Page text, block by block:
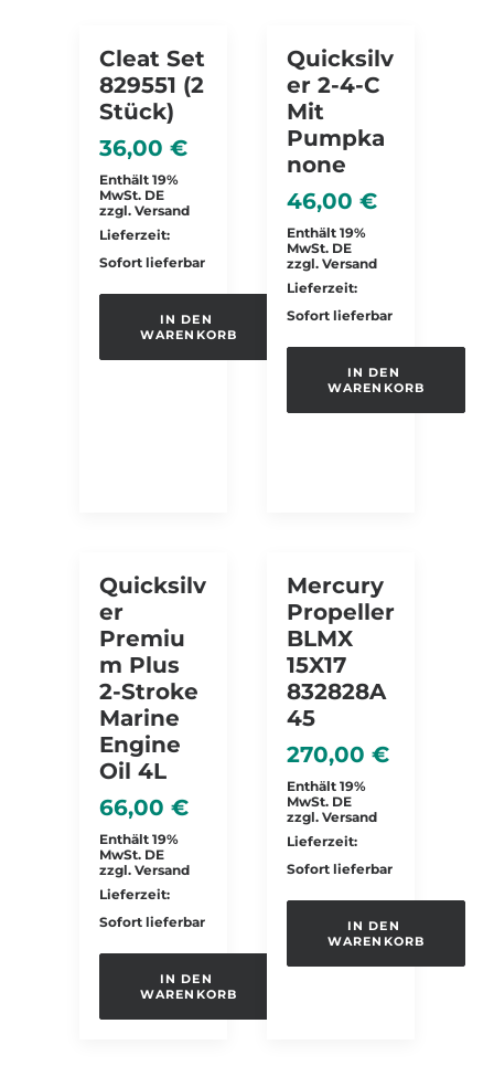
Cleat Set
829551 (2
Stück)
36,00 €
Enthält 19%
MwSt. DE
zzgl. Versand
Lieferzeit:
Sofort lieferbar
IN DEN
WARENKORB
Quicksilv
Er 2-4-C
Mit
Pumpka
None
46,00 €
Enthält 19%
MwSt. DE
zzgl. Versand
Lieferzeit:
Sofort lieferbar
IN DEN
WARENKORB
Quicksilv
Er
Premiu
M Plus
2-Stroke
Marine
Engine
Oil 4L
66,00 €
Enthält 19%
MwSt. DE
zzgl. Versand
Lieferzeit:
Sofort lieferbar
IN DEN
WARENKORB
Mercury
Propeller
BLMX
15X17
832828A
45
270,00 €
Enthält 19%
MwSt. DE
zzgl. Versand
Lieferzeit:
Sofort lieferbar
IN DEN
WARENKORB